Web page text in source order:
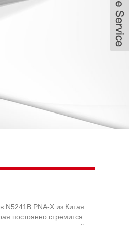
N5241B PNA-X из Китая
постоянно стремится